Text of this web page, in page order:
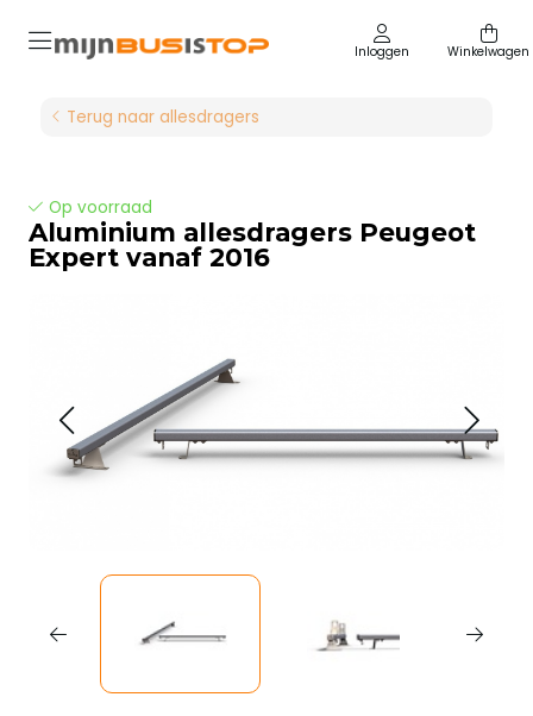
Inloggen Winkelwagen
Terug naar allesdragers
Op voorraad
Aluminium allesdragers Peugeot
Expert vanaf 2016